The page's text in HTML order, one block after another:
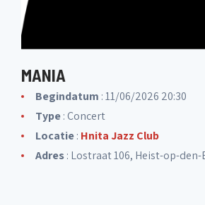
MANIA
Begindatum : 11/06/2026 20:30
Type: Concert
Locatie: Hnita Jazz Club
Adres: Lostraat 106, Heist-op-